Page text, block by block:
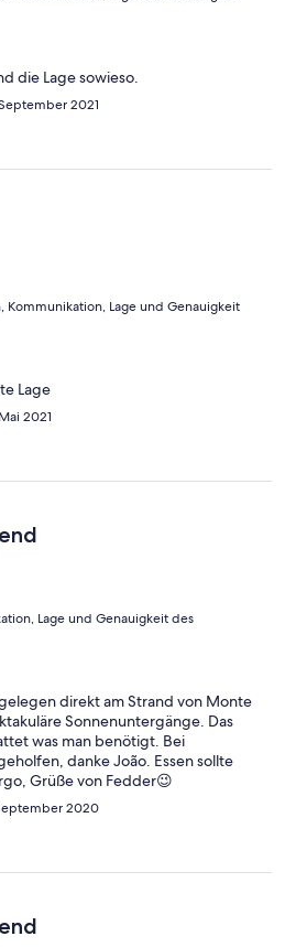
die Lage sowieso.
2021
Kommunikation, Lage und Genauigkeit
Lage
2021
Lage und Genauigkeit des
direkt am Strand von Monte
Sonnenuntergänge. Das
was man benötigt. Bei
danke João. Essen sollte
Grüße von Fedder😉
2020